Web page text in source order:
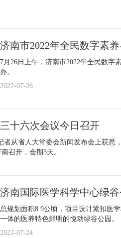
济南市2022年全民数字素
7月26日上午，济南市2022年全民数字
办。
2022-07-26
十六次会议今日召开
者从省人大常委会新闻发布会上获悉
召开，会期3天。
济南国际医学科学中心绿
总规划面积8 9公顷，项目设计紧扣医
一体的医养特色鲜明的悦动绿谷公园。
2022-07-24